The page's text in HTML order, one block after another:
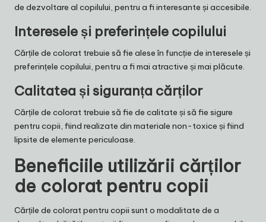
de dezvoltare al copilului, pentru a fi interesante și accesibile.
Interesele și preferințele copilului
Cărțile de colorat trebuie să fie alese în funcție de interesele și
preferințele copilului, pentru a fi mai atractive și mai plăcute.
Calitatea și siguranța cărților
Cărțile de colorat trebuie să fie de calitate și să fie sigure
pentru copii, fiind realizate din materiale non-toxice și fiind
lipsite de elemente periculoase.
Beneficiile utilizării cărților
de colorat pentru copii
Cărțile de colorat pentru copii sunt o modalitate de a